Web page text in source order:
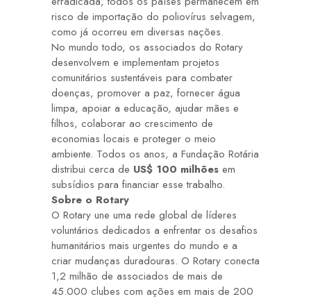
risco de importação do poliovírus selvagem,
como já ocorreu em diversas nações.
No mundo todo, os associados do Rotary
desenvolvem e implementam projetos
comunitários sustentáveis para combater
doenças, promover a paz, fornecer água
limpa, apoiar a educação, ajudar mães e
filhos, colaborar ao crescimento de
economias locais e proteger o meio
ambiente. Todos os anos, a Fundação Rotária
distribui cerca de US$ 100 milhões em
subsídios para financiar esse trabalho.
Sobre o Rotary
O Rotary une uma rede global de líderes
voluntários dedicados a enfrentar os desafios
humanitários mais urgentes do mundo e a
criar mudanças duradouras. O Rotary conecta
1,2 milhão de associados de mais de
45.000 clubes com ações em mais de 200